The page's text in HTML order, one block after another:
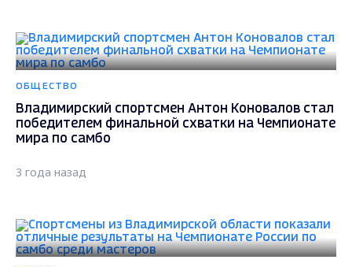
ОБЩЕСТВО
Владимирский спортсмен Антон Коновалов стал
победителем финальной схватки на Чемпионате
мира по самбо
3 года назад